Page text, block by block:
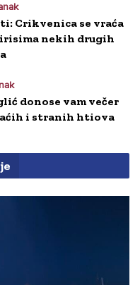
Crikvenica se vraća
nekih drugih
donose vam večer
i stranih htiova